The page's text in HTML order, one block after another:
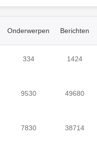
Onderwerpen Berichten
334 1424
9530 49680
7830 38714